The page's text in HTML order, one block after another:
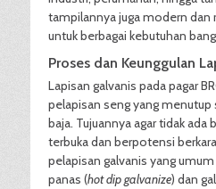
tampilannya juga modern dan
untuk berbagai kebutuhan
Proses dan Keunggulan
Lapisan galvanis pada pagar
pelapisan seng yang menutup
baja. Tujuannya agar tidak ada
terbuka dan berpotensi
pelapisan galvanis yang
panas (hot dip galvanize) dan